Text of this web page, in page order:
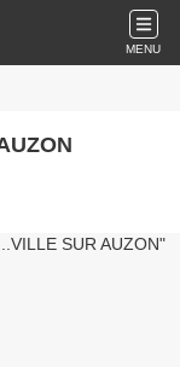
MENU